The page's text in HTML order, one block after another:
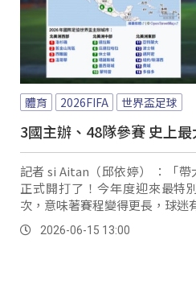
體育 2026FIFA 世界盃足球
3國主辦、48隊參賽 史上
記者 si Aitan（邱依婷） ：「
正式開打了！今年度迎來最特
次，意味著賽程變得更長，球迷
2026-06-15 13:00